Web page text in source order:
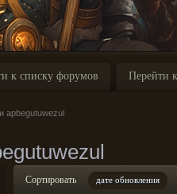
к списку форумов Перейти
apbegutuwezul
Сортировать дате обновления